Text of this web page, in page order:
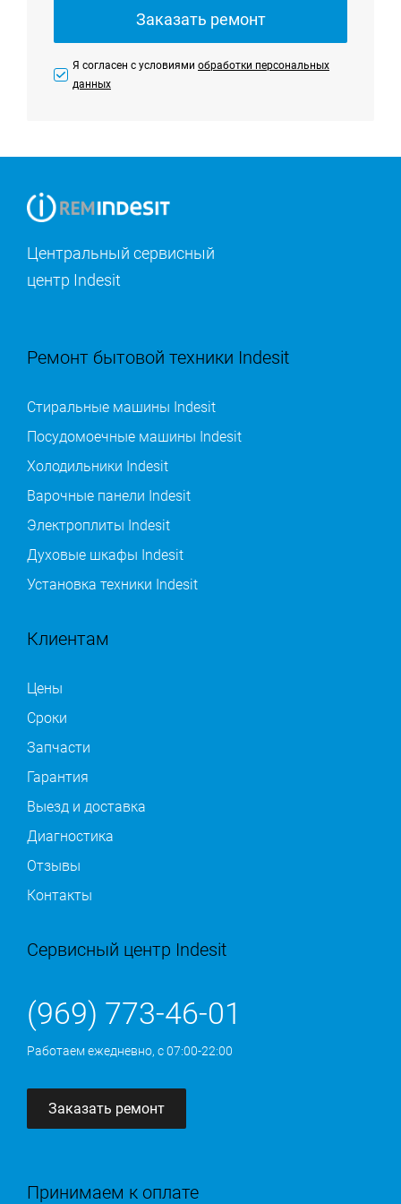
Заказать ремонт
Я согласен с условиями обработки персональных
данных
Центральный сервисный
центр Indesit
Ремонт бытовой техники Indesit
Стиральные машины Indesit
Посудомоечные машины Indesit
Холодильники Indesit
Варочные панели Indesit
Электроплиты Indesit
Духовые шкафы Indesit
Установка техники Indesit
Клиентам
Цены
Сроки
Запчасти
Гарантия
Выезд и доставка
Диагностика
Отзывы
Контакты
Сервисный центр Indesit
(969) 773-46-01
Работаем ежедневно, с 07:00-22:00
Заказать ремонт
Принимаем к оплате